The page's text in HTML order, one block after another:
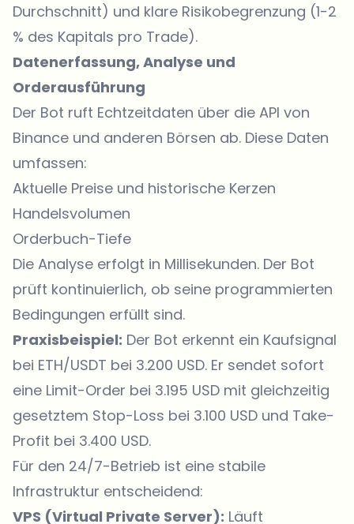
Durchschnitt) und klare Risikobegrenzung (1-2
% des Kapitals pro Trade).
Datenerfassung, Analyse und
Orderausführung
Der Bot ruft Echtzeitdaten über die API von
Binance und anderen Börsen ab. Diese Daten
umfassen:
Aktuelle Preise und historische Kerzen
Handelsvolumen
Orderbuch-Tiefe
Die Analyse erfolgt in Millisekunden. Der Bot
prüft kontinuierlich, ob seine programmierten
Bedingungen erfüllt sind.
Praxisbeispiel: Der Bot erkennt ein Kaufsignal
bei ETH/USDT bei 3.200 USD. Er sendet sofort
eine Limit-Order bei 3.195 USD mit gleichzeitig
gesetztem Stop-Loss bei 3.100 USD und Take-
Profit bei 3.400 USD.
Für den 24/7-Betrieb ist eine stabile
Infrastruktur entscheidend:
VPS (Virtual Private Server): Läuft